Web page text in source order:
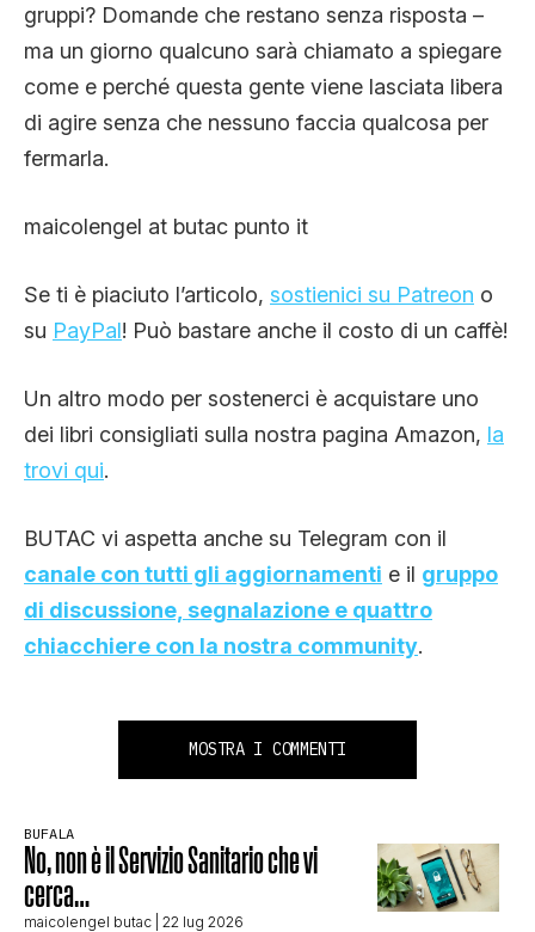
gruppi? Domande che restano senza risposta –
ma un giorno qualcuno sarà chiamato a spiegare
come e perché questa gente viene lasciata libera
di agire senza che nessuno faccia qualcosa per
fermarla.
maicolengel at butac punto it
Se ti è piaciuto l’articolo, sostienici su Patreon o
su PayPal! Può bastare anche il costo di un caffè!
Un altro modo per sostenerci è acquistare uno
dei libri consigliati sulla nostra pagina Amazon, la
trovi qui.
BUTAC vi aspetta anche su Telegram con il
canale con tutti gli aggiornamenti e il gruppo
di discussione, segnalazione e quattro
chiacchiere con la nostra community.
MOSTRA I COMMENTI
BUFALA
No, non è il Servizio Sanitario che vi
cerca…
maicolengel butac | 22 lug 2026